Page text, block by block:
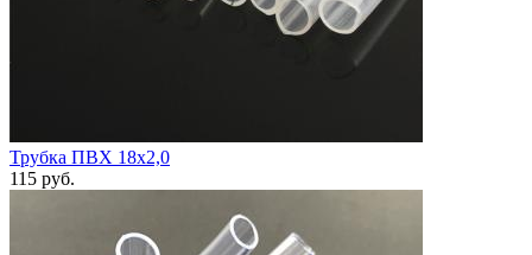
Трубка ПВХ 18х2,0
115 руб.